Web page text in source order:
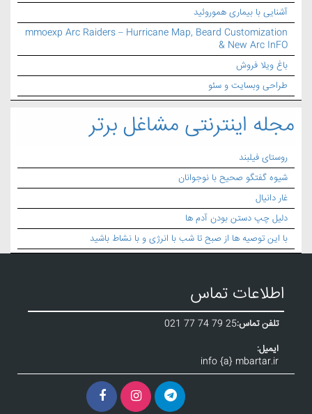
آشنایی با بیماری هموروئید
mmoexp Arc Raiders – Hurricane Map, Beard Customization
& New Arc InFO
باغ ویلا فروش
طراحی وبسایت و سئو
مجله اینترنتی مشاغل برتر
روستای فیلبند
شیوه گفتگو صحیح با نوجوانان
غار دانیال
دلیل چپ دستن بودن آدم ها
با این توصیه ها از صبح تا شب با انرژی و با نشاط باشید
اطلاعات تماس
تلفن تماس:021 77 74 79 25
ایمیل:
info {a} mbartar.ir